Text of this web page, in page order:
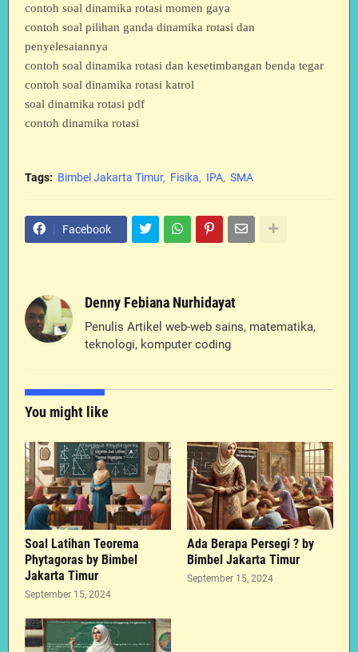
contoh soal dinamika rotasi momen gaya
contoh soal pilihan ganda dinamika rotasi dan
penyelesaiannya
contoh soal dinamika rotasi dan kesetimbangan benda tegar
contoh soal dinamika rotasi katrol
soal dinamika rotasi pdf
contoh dinamika rotasi
Tags: Bimbel Jakarta Timur Fisika IPA SMA
Facebook
Denny Febiana Nurhidayat
Penulis Artikel web-web sains, matematika,
teknologi, komputer coding
You might like
Soal Latihan Teorema
Phytagoras by Bimbel
Jakarta Timur
September 15, 2024
Ada Berapa Persegi ? by
Bimbel Jakarta Timur
September 15, 2024